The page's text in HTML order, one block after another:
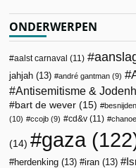
ONDERWERPEN
aalst carnaval (11)
jahjah (13) andré gantman (9)
Antisemitisme &
bart de wever (15)
(10)
ccojb (9) cd&v (11)
(14) gaza
herdenking (13) iran (13)